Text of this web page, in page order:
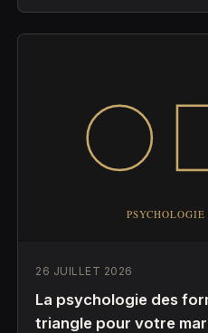
26 JUILLET 2026
La psychologie des
triangle pour votre